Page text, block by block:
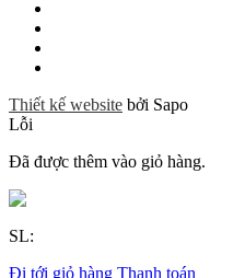
Thiết kế website bởi Sapo
Lỗi
Đã được thêm vào giỏ hàng.
SL:
Đi tới giỏ hàng Thanh toán